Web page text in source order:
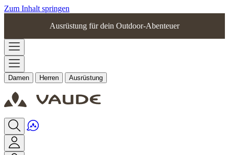
Zum Inhalt springen
Ausrüstung für dein Outdoor-Abenteuer
Damen Herren Ausrüstung